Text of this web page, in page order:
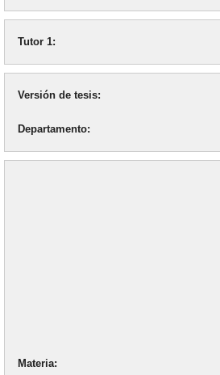
Tutor 1
Versión de tesis
Departamento
Materia